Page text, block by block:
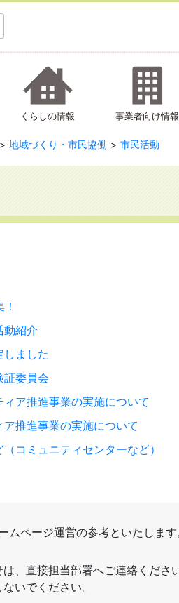
くらしの情報 事業者向け情報
地域づくり・市民協働 市民活動
紹介
ました
証委員会
ア推進事業の実施について
推進事業の実施について
コミュニティセンターなど）